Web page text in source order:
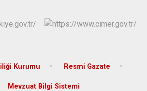
Kurumu Resmi Gazate
Mevzuat Bilgi Sistemi